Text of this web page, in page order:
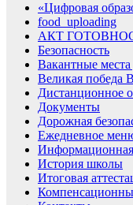
«Цифровая
food_uploading
АКТ
Безопасность
Вакантные
Великая победа
Дистанционное
Документы
Дорожная
Ежедневное
Информационная
История школы
Итоговая